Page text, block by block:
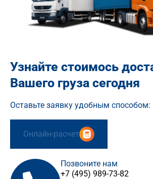
Узнайте стоимось
Вашего груза сегодня
Оставьте заявку удобным способом:
Онлайн-расчет
Позвоните нам
+7 (495) 989-73-82